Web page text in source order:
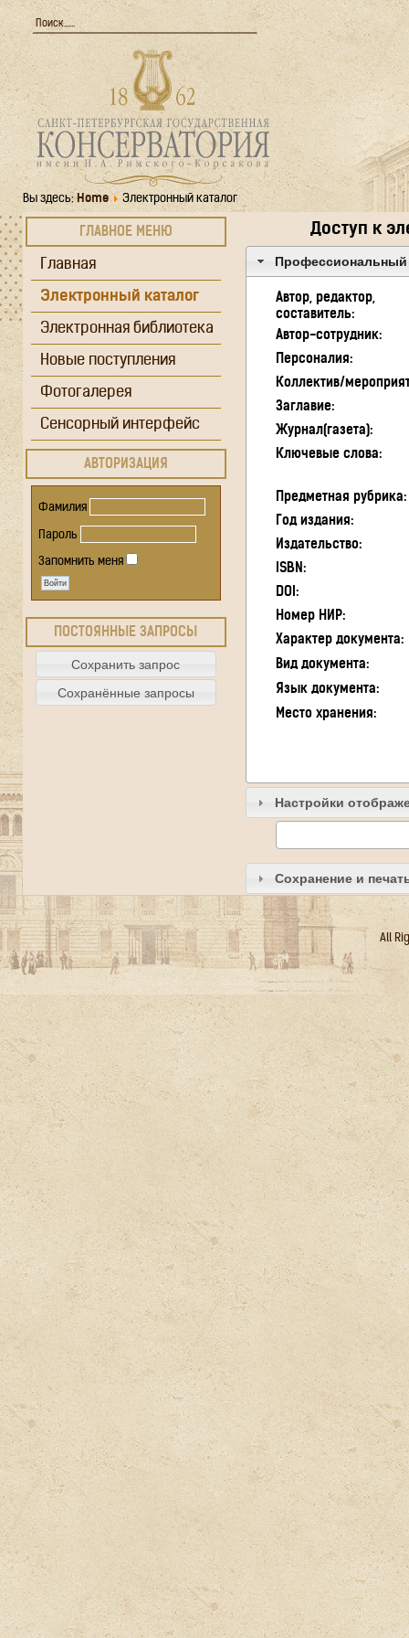
Вы здесь:Home Электронный каталог
ГЛАВНОЕ МЕНЮ
Главная
Электронный каталог
Электронная библиотека
Новые поступления
Фотогалерея
Сенсорный интерфейс
АВТОРИЗАЦИЯ
Фамилия
Пароль
Запомнить меня
ПОСТОЯННЫЕ ЗАПРОСЫ
Доступ к
Профессиональный
Автор, редактор,
составитель:
Автор-сотрудник:
Персоналия:
Коллектив/
Заглавие:
Журнал(газета):
Ключевые слова:
Предметная рубрика:
Год издания:
Издательство:
ISBN:
DOI:
Номер НИР:
Характер документа:
Вид документа:
Язык документа:
Место хранения:
Настройки
Сохранение и
All